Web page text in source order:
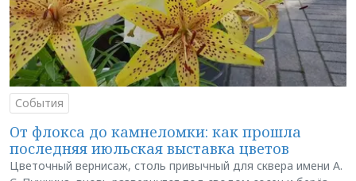
События
От флокса до камнеломки: как прошла
последняя июльская выставка цветов
Цветочный вернисаж, столь привычный для сквера имени А.